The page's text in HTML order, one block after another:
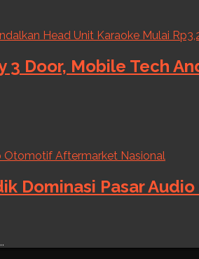
Door, Mobile Tech
Dominasi Pasar